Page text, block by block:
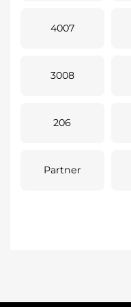
4007
3008
206
Partner